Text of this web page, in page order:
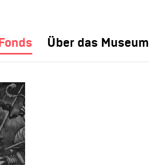
Fonds Über das Museum